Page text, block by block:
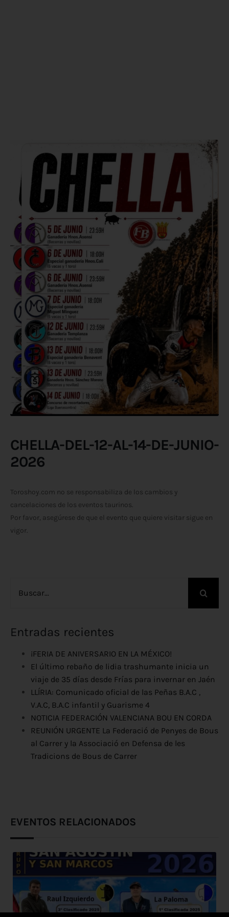
CHELLA-DEL-12-AL-14-DE-JUNIO-
2026
Toroshoy.com no se responsabiliza de los cambios y
cancelaciones de los eventos taurinos.
Por favor, asegúrese de que el evento que quiere visitar sigue en
vigor.
Entradas recientes
¡FERIA DE ANIVERSARIO EN LA MÉXICO!
El último rebaño de lidia trashumante inicia un
viaje de 35 días desde Frías para invernar en Jaén
LLÍRIA: Comunicado oficial de las Peñas B.A.C ,
V.A.C, B.A.C infantil y Guarisme 4
NOTICIA FEDERACIÓN VALENCIANA BOU EN CORDA
REUNIÓN URGENTE La Federació de Penyes de Bous
al Carrer y la Associació en Defensa de les
Tradicions de Bous de Carrer
EVENTOS RELACIONADOS